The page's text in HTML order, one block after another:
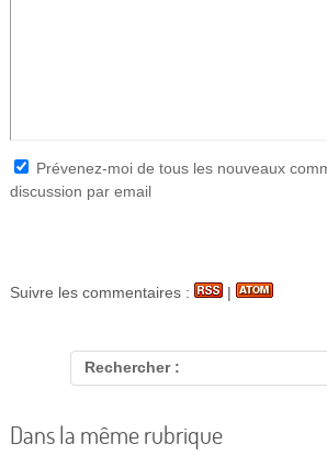
Prévenez-moi de tous les nouveaux
discussion par email
Suivre les commentaires : |
Rechercher :
Dans la même rubrique